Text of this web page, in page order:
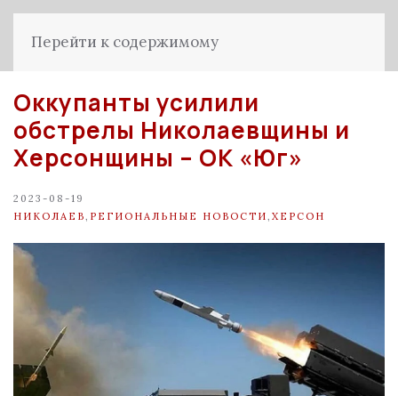
Перейти к содержимому
Оккупанты усилили
обстрелы Николаевщины и
Херсонщины – ОК «Юг»
2023-08-19
НИКОЛАЕВ РЕГИОНАЛЬНЫЕ НОВОСТИ ХЕРСОН